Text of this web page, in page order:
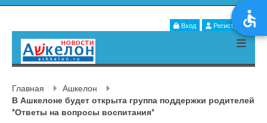
Вход Регистрация
Главная
Ашкелон
В Ашкелоне будет открыта группа поддержки родителей
*Ответы на вопросы воспитания*